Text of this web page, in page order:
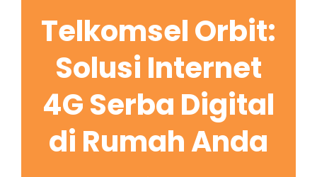
Telkomsel Orbit:
Solusi Internet
4G Serba Digital
di Rumah Anda